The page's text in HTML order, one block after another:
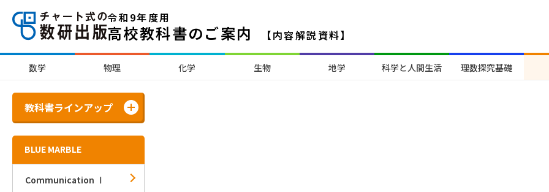
令和9年度用
高校教科書のご案内 【内容解説資料】
数学 物理 化学 生物 地学 科学と人間生活 理数探究基礎
教科書ラインアップ
BLUE MARBLE
Communication Ⅰ